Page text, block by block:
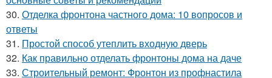
30. Отделка фронтона частного дома: 10 вопросов и
ответы
31. Простой способ утеплить входную дверь
32. Как правильно отделать фронтоны дома на даче
33. Строительный ремонт: Фронтон из профнастила